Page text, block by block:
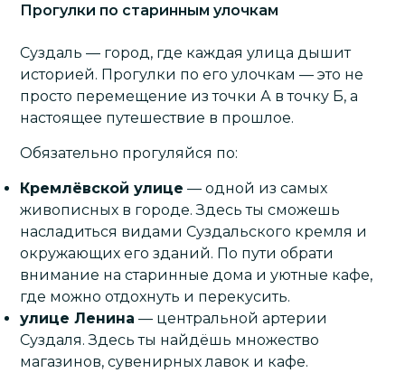
Прогулки по старинным улочкам
Суздаль — город, где каждая улица дышит
историей. Прогулки по его улочкам — это не
просто перемещение из точки А в точку Б, а
настоящее путешествие в прошлое.
Обязательно прогуляйся по:
Кремлёвской улице — одной из самых
живописных в городе. Здесь ты сможешь
насладиться видами Суздальского кремля и
окружающих его зданий. По пути обрати
внимание на старинные дома и уютные кафе,
где можно отдохнуть и перекусить.
улице Ленина — центральной артерии
Суздаля. Здесь ты найдёшь множество
магазинов, сувенирных лавок и кафе.